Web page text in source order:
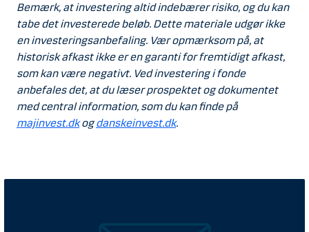
Bemærk, at investering altid indebærer risiko, og du kan
tabe det investerede beløb. Dette materiale udgør ikke
en investeringsanbefaling. Vær opmærksom på, at
historisk afkast ikke er en garanti for fremtidigt afkast,
som kan være negativt. Ved investering i fonde
anbefales det, at du læser prospektet og dokumentet
med central information, som du kan finde på
majinvest.dkogdanskeinvest.dk.